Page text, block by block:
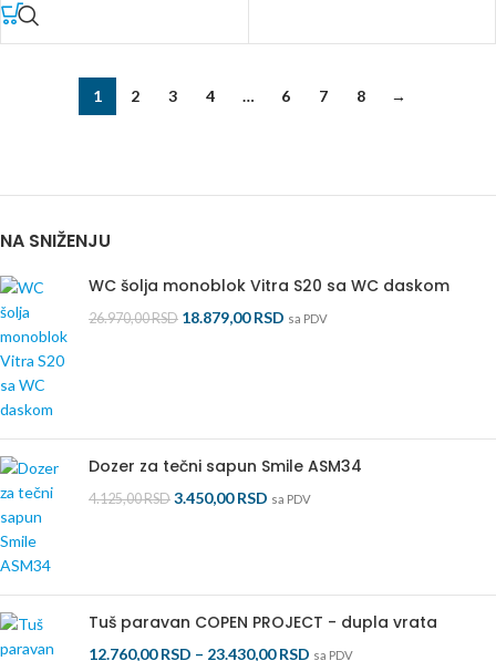
NA SNIŽENJU
WC šolja monoblok Vitra S20 sa WC daskom
26.970,00RSD 18.879,00RSD sa PDV
Dozer za tečni sapun Smile ASM34
4.125,00RSD 3.450,00RSD sa PDV
Tuš paravan COPEN PROJECT - dupla vrata
12.760,00RSD – 23.430,00RSD sa PDV
1 2 3 4 … 6 7 8 →